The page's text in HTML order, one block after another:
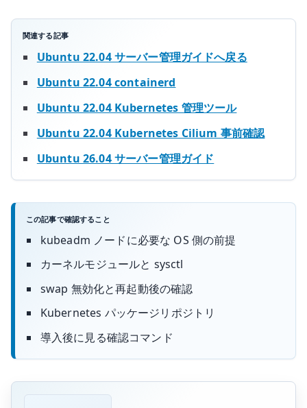
関連する記事
Ubuntu 22.04 サーバー管理ガイドへ戻る
Ubuntu 22.04 containerd
Ubuntu 22.04 Kubernetes 管理ツール
Ubuntu 22.04 Kubernetes Cilium 事前確認
Ubuntu 26.04 サーバー管理ガイド
この記事で確認すること
kubeadm ノードに必要な OS 側の前提
カーネルモジュールと sysctl
swap 無効化と再起動後の確認
Kubernetes パッケージリポジトリ
導入後に見る確認コマンド